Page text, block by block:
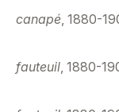
canapé, 1880-
fauteuil, 1880-